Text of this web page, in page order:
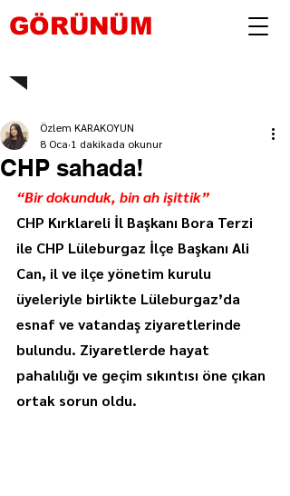
GÖRÜNÜM
CHP sahada!
Özlem KARAKOYUN
8 Oca 1 dakikada okunur
“Bir dokunduk, bin ah işittik”
CHP Kırklareli İl Başkanı Bora Terzi
ile CHP Lüleburgaz İlçe Başkanı Ali
Can, il ve ilçe yönetim kurulu
üyeleriyle birlikte Lüleburgaz’da
esnaf ve vatandaş ziyaretlerinde
bulundu. Ziyaretlerde hayat
pahalılığı ve geçim sıkıntısı öne çıkan
ortak sorun oldu.